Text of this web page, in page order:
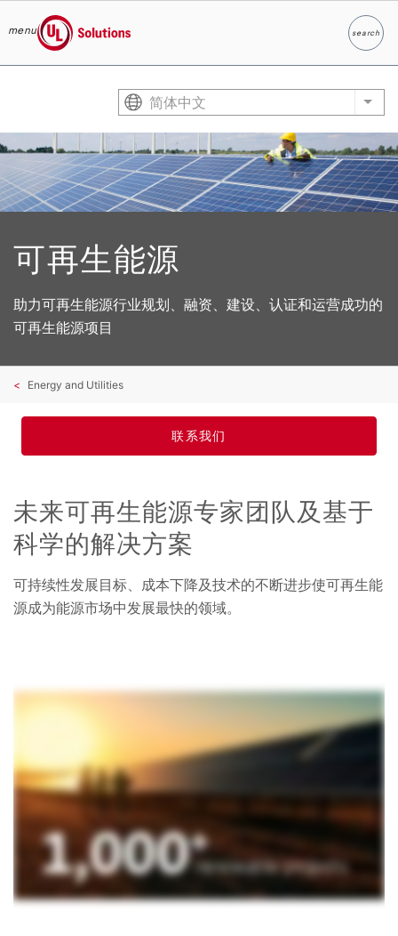
menu
UL Solutions
searchSearch
简体中文 List
可再生能源
助力可再生能源行业规划、融资、建设、认证和运营成功的
可再生能源项目
Energy and Utilities
联系我们
未来可再生能源专家团队及基于
科学的解决方案
可持续性发展目标、成本下降及技术的不断进步使可再生能
源成为能源市场中发展最快的领域。